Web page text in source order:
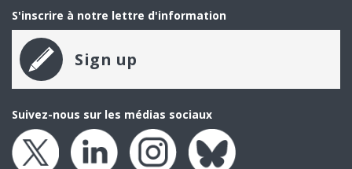
S'inscrire à notre lettre d'information
Sign up
Suivez-nous sur les médias sociaux